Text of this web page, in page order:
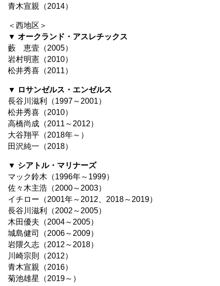
青木宣親（2014）
＜西地区＞
▼ オークランド・アスレチックス
藪 恵壹（2005）
岩村明憲（2010）
松井秀喜（2011）
▼ ロサンゼルス・エンゼルス
長谷川滋利（1997～2001）
松井秀喜（2010）
高橋尚成（2011～2012）
大谷翔平（2018年～）
田沢純一（2018）
▼ シアトル・マリナーズ
マック鈴木（1996年～1999）
佐々木主浩（2000～2003）
イチロー（2001年～2012、2018～2019）
長谷川滋利（2002～2005）
木田優夫（2004～2005）
城島健司（2006～2009）
岩隈久志（2012～2018）
川崎宗則（2012）
青木宣親（2016）
菊池雄星（2019～）